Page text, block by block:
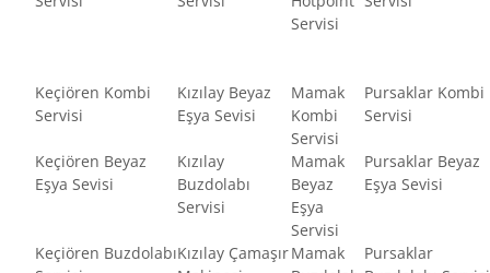
Servisi
Keçiören Kombi
Servisi
Kızılay Beyaz
Eşya Sevisi
Mamak
Kombi
Servisi
Pursaklar Kombi
Servisi
Keçiören Beyaz
Eşya Sevisi
Kızılay
Buzdolabı
Servisi
Mamak
Beyaz
Eşya
Servisi
Pursaklar Beyaz
Eşya Sevisi
Keçiören BuzdolabıKızılay ÇamaşırMamak
Pursaklar